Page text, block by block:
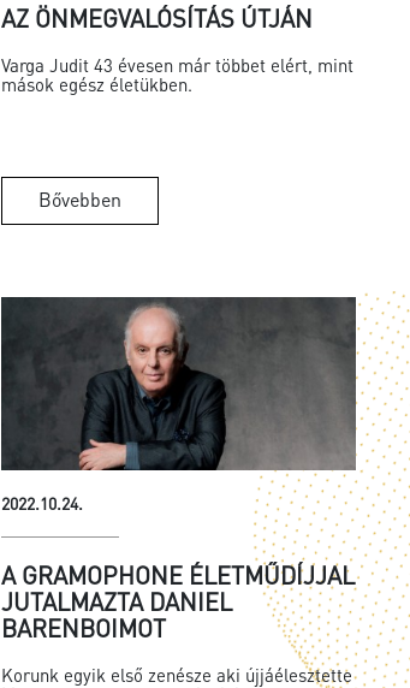
AZ ÖNMEGVALÓSÍTÁS ÚTJÁN
Varga Judit 43 évesen már többet elért, mint
mások egész életükben.
Bővebben
2022.10.24.
A GRAMOPHONE ÉLETMŰDÍJJAL
JUTALMAZTA DANIEL
BARENBOIMOT
Korunk egyik első zenésze aki újjáélesztette